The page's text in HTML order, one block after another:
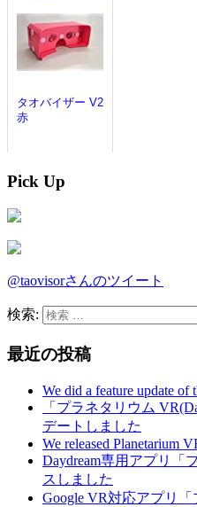
Pick Up
@taovisorさんのツイート
検索:
最近の投稿
We did a feature update
「プラネタリウム
デートしました
We released Planetarium
Daydream専用アプリ「
スしました
Google VR対応アプリ